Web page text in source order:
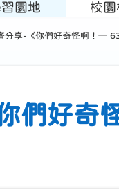
園地 校園
分享-《你們好奇怪啊！─
們好奇